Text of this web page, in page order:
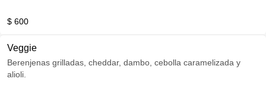
$ 600
Veggie
Berenjenas grilladas, cheddar, dambo, cebolla caramelizada y
alioli.